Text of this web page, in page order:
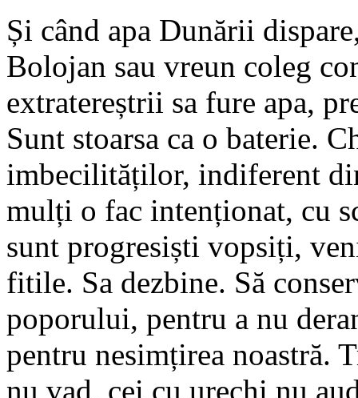
Și când apa Dunării
Bolojan sau vreun coleg
extratereștrii sa fure apa,
Sunt stoarsa ca o baterie.
imbecilităților, indiferent
mulți o fac intenționat, cu
sunt progresiști vopsiți,
fitile. Sa dezbine. Să
poporului, pentru a nu
pentru nesimțirea noastră.
nu vad, cei cu urechi nu